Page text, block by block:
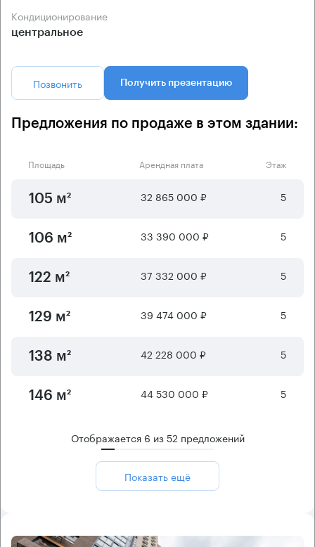
Кондиционирование
центральное
Позвонить Получить презентацию
Предложения по продаже в этом здании:
Площадь Арендная плата Этаж
105 м² 32 865 000 ₽ 5
106 м² 33 390 000 ₽ 5
122 м² 37 332 000 ₽ 5
129 м² 39 474 000 ₽ 5
138 м² 42 228 000 ₽ 5
146 м² 44 530 000 ₽ 5
Отображается 6 из52 предложений
Показать ещё